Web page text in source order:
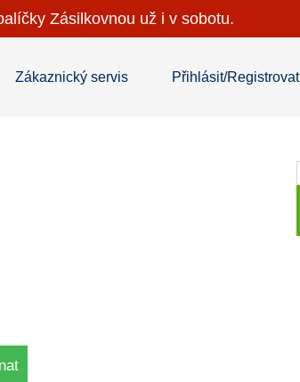
Zásilkovnou už i v sobotu.
Zákaznický servis Přihlásit/Registrovat